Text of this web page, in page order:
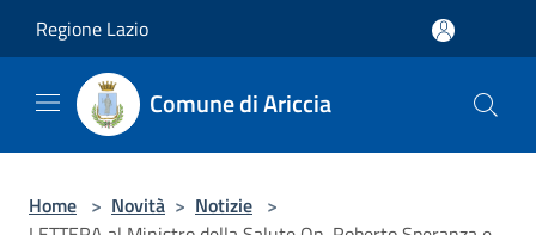
Regione Lazio
Comune di Ariccia
Home > Novità > Notizie >